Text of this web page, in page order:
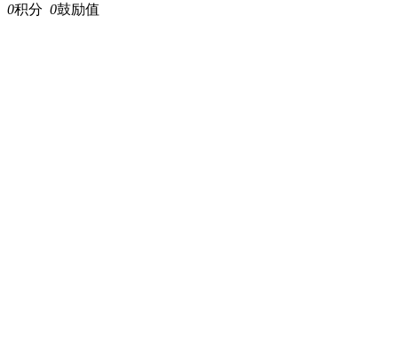
0积分 0鼓励值